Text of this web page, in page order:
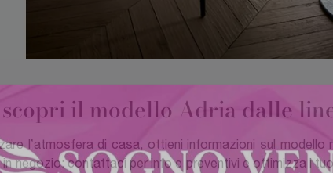
scopri il modello Adria dalle
l’atmosfera di casa, ottieni informazioni sul
negozio: contattaci per info e preventivi e ottimizza i